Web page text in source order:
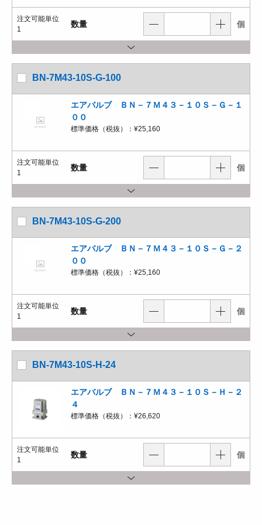
注文可能単位
1
数量 個
BN-7M43-10S-G-100
エアバルブ ＢＮ－７Ｍ４３－１０Ｓ－Ｇ－１
００
標準価格（税抜）： ¥25,160
注文可能単位
1
数量 個
BN-7M43-10S-G-200
エアバルブ ＢＮ－７Ｍ４３－１０Ｓ－Ｇ－２
００
標準価格（税抜）： ¥25,160
注文可能単位
1
数量 個
BN-7M43-10S-H-24
エアバルブ ＢＮ－７Ｍ４３－１０Ｓ－Ｈ－２
４
標準価格（税抜）： ¥26,620
注文可能単位
1
数量 個